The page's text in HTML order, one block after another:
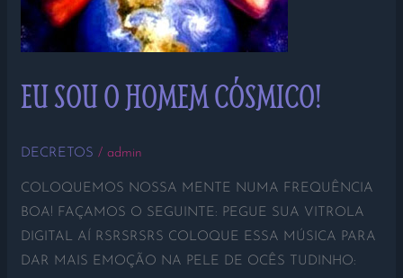
EU SOU O HOMEM CÓSMICO!
DECRETOS /admin
COLOQUEMOS NOSSA MENTE NUMA FREQUÊNCIA
BOA! FAÇAMOS O SEGUINTE: PEGUE SUA VITROLA
DIGITAL AÍ RSRSRSRS COLOQUE ESSA MÚSICA PARA
DAR MAIS EMOÇÃO NA PELE DE OCÊS TUDINHO: